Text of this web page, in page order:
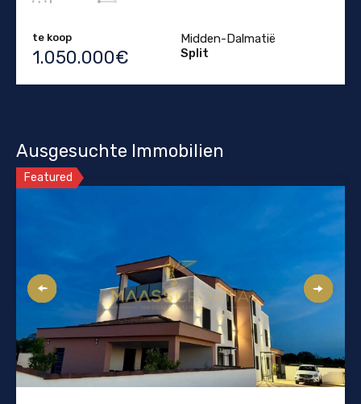
te koop
1.050.000€
Midden-Dalmatië
Split
Ausgesuchte Immobilien
Featured